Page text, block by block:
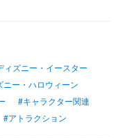
ィズニー・イースター
ニー・ハロウィーン
#キャラクター関連
#アトラクション